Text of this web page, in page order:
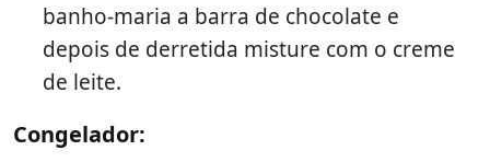
banho-maria a barra de chocolate e
depois de derretida misture com o creme
de leite.
Congelador: